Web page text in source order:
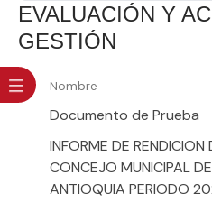
​EV​ALUACIÓN Y
GESTIÓN
Nombre
Documento de Prueba
INFORME DE RENDICION
CONCEJO MUNICIPAL
ANTIOQUIA PERIODO